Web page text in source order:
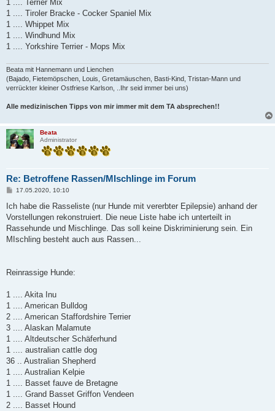
1 .... Terrier Mix
1 .... Tiroler Bracke - Cocker Spaniel Mix
1 .... Whippet Mix
1 .... Windhund Mix
1 .... Yorkshire Terrier - Mops Mix
Beata mit Hannemann und Lienchen
(Bajado, Fietemöpschen, Louis, Gretamäuschen, Basti-Kind, Tristan-Mann und
verrückter kleiner Ostfriese Karlson, ..Ihr seid immer bei uns)
Alle medizinischen Tipps von mir immer mit dem TA absprechen!!
Beata
Administrator
Re: Betroffene Rassen/MIschlinge im Forum
B
i
r
a
17.05.2020, 10:10
Ich habe die Rasseliste (nur Hunde mit vererbter Epilepsie) anhand der
Vorstellungen rekonstruiert. Die neue Liste habe ich unterteilt in
Rassehunde und Mischlinge. Das soll keine Diskriminierung sein. Ein
MIschling besteht auch aus Rassen...
Reinrassige Hunde:
1 .... Akita Inu
1 .... American Bulldog
2 .... American Staffordshire Terrier
3 .... Alaskan Malamute
1 .... Altdeutscher Schäferhund
1 .... australian cattle dog
36 .. Australian Shepherd
1 .... Australian Kelpie
1 .... Basset fauve de Bretagne
1 .... Grand Basset Griffon Vendeen
2 .... Basset Hound